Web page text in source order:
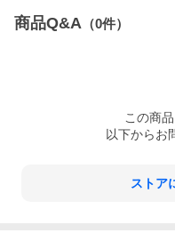
商品Q&A （0件）
この商品
以下からお
ストア